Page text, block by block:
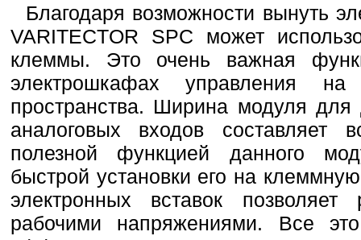
Благодаря возможности вынуть
VARITECTOR SPC может
клеммы. Это очень важная
электрошкафах управления
пространства. Ширина модуля
аналоговых входов
полезной функцией данного
быстрой установки его на
электронных вставок
рабочими напряжениями. Все